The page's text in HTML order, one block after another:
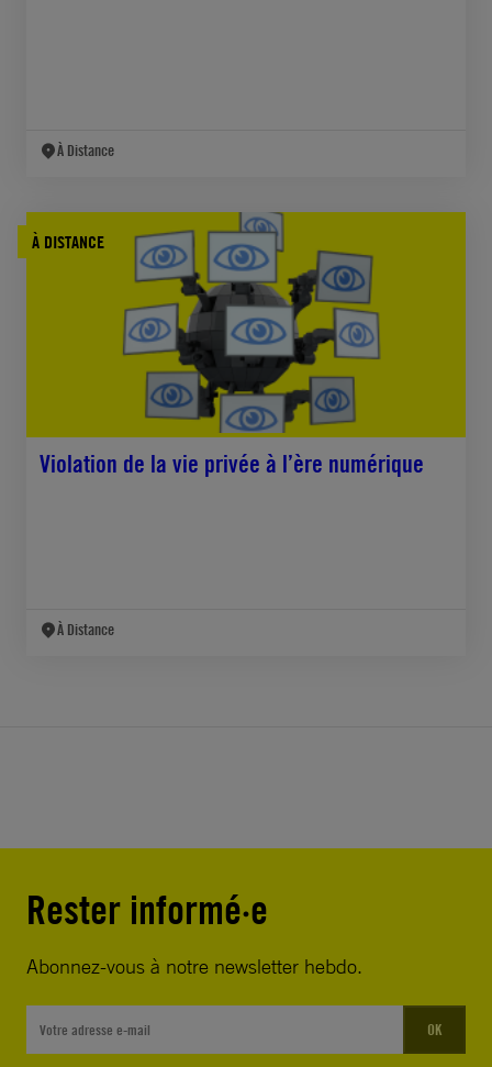
À Distance
À DISTANCE
Violation de la vie privée à l’ère numérique
À Distance
Rester informé·e
Abonnez-vous à notre newsletter hebdo.
OK